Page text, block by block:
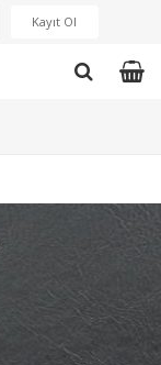
Kayıt Ol